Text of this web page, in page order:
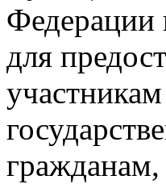
Федерации
для
гражданам,